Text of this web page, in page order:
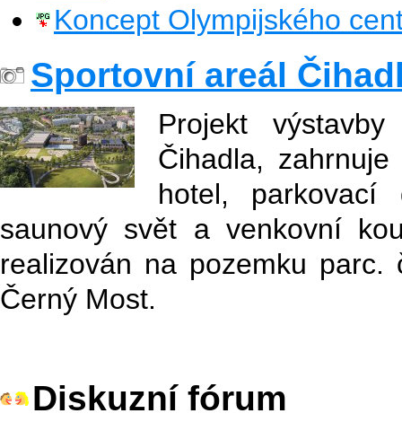
Koncept Olympijského
Sportovní areál
Projekt
Čihadla,
hotel, parkovací
saunový svět a venkovní
realizován na pozemku
Černý Most.
Diskuzní fórum